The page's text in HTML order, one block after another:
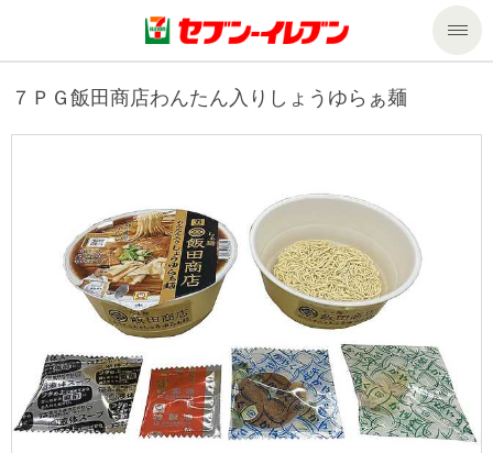
商品のご案内
今週の新商品
来週の新商品
商品カテゴリ一覧
セブンプレミアム
サービストップ
マルチコピー機でできること
企業情報
ニュースリリース
私たちの取組み
サステナビリティ
７ＰＧ飯田商店わんたん入りしょうゆらぁ麺